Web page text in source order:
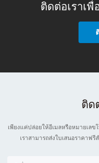
ติดต่อเราเ
ติด
เพียงแค่ปล่อยให้อีเมลหรือหมายเล
เราสามารถส่งใบเสนอราคาฟ